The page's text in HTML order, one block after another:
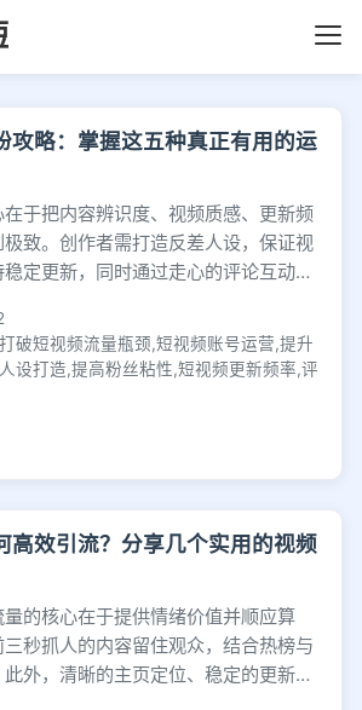
表 - 第176页
攻略：掌握这五种真正有用的运
于把内容辨识度、视频质感、更新频
致。创作者需打造反差人设，保证视
定更新，同时通过走心的评论互动与
破短视频流量瓶颈,短视频账号运营,提升
设打造,提高粉丝粘性,短视频更新频率,评
高效引流？分享几个实用的视频
的核心在于提供情绪价值并顺应算
秒抓人的内容留住观众，结合热榜与
外，清晰的主页定位、稳定的更新频